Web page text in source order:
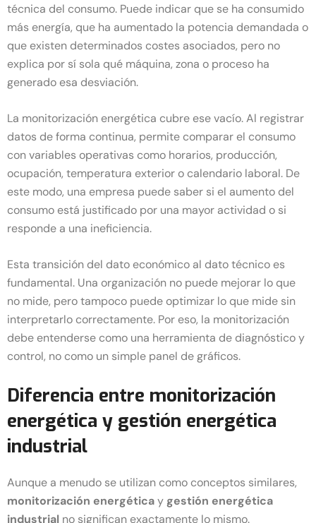
técnica del consumo. Puede indicar que se ha consumido
más energía, que ha aumentado la potencia demandada o
que existen determinados costes asociados, pero no
explica por sí sola qué máquina, zona o proceso ha
generado esa desviación.
La monitorización energética cubre ese vacío. Al registrar
datos de forma continua, permite comparar el consumo
con variables operativas como horarios, producción,
ocupación, temperatura exterior o calendario laboral. De
este modo, una empresa puede saber si el aumento del
consumo está justificado por una mayor actividad o si
responde a una ineficiencia.
Esta transición del dato económico al dato técnico es
fundamental. Una organización no puede mejorar lo que
no mide, pero tampoco puede optimizar lo que mide sin
interpretarlo correctamente. Por eso, la monitorización
debe entenderse como una herramienta de diagnóstico y
control, no como un simple panel de gráficos.
Diferencia entre monitorización
energética y gestión energética
industrial
Aunque a menudo se utilizan como conceptos similares,
monitorización energéticay gestión energética
industrial no significan exactamente lo mismo.